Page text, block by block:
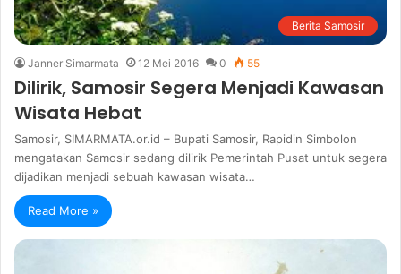
Berita Samosir
Janner Simarmata 12 Mei 2016 0 55
Dilirik, Samosir Segera Menjadi Kawasan
Wisata Hebat
Samosir, SIMARMATA.or.id – Bupati Samosir, Rapidin Simbolon
mengatakan Samosir sedang dilirik Pemerintah Pusat untuk segera
dijadikan menjadi sebuah kawasan wisata…
Read More »